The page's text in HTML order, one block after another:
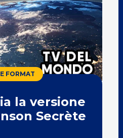
FORMAT
la versione
Secrète